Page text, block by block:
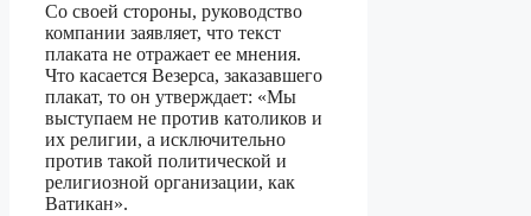
Со своей стороны, руководство
компании заявляет, что текст
плаката не отражает ее мнения.
Что касается Везерса, заказавшего
плакат, то он утверждает: «Мы
выступаем не против католиков и
их религии, а исключительно
против такой политической и
религиозной организации, как
Ватикан».